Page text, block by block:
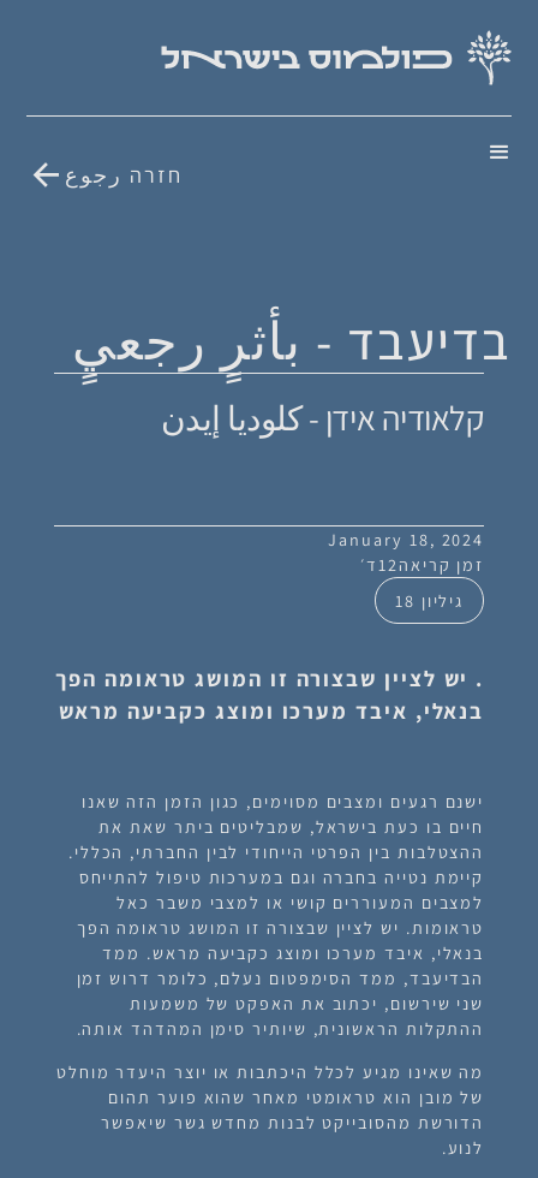
חזרה رجوع
בדיעבד - بأثرٍ رجعيٍ
קלאודיה אידן - كلوديا إيدن
January 18, 2024
זמן קריאה12ד׳
גיליון 18
. יש לציין שבצורה זו המושג טראומה הפך
בנאלי, איבד מערכו ומוצג כקביעה מראש
ישנם רגעים ומצבים מסוימים, כגון הזמן הזה שאנו
חיים בו כעת בישראל, שמבליטים ביתר שאת את
ההצטלבות בין הפרטי הייחודי לבין החברתי, הכללי.
קיימת נטייה בחברה וגם במערכות טיפול להתייחס
למצבים המעוררים קושי או למצבי משבר כאל
טראומות. יש לציין שבצורה זו המושג טראומה הפך
בנאלי, איבד מערכו ומוצג כקביעה מראש. ממד
הבדיעבד, ממד הסימפטום נעלם, כלומר דרוש זמן
שני שירשום, יכתוב את האפקט של משמעות
ההתקלות הראשונית, שיותיר סימן המהדהד אותה.
מה שאינו מגיע לכלל היכתבות או יוצר היעדר מוחלט
של מובן הוא טראומטי מאחר שהוא פוער תהום
הדורשת מהסובייקט לבנות מחדש גשר שיאפשר
לנוע.